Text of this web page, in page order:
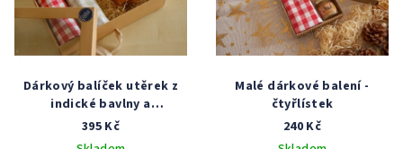
Dárkový balíček utěrek z
indické bavlny a
meruňkového džemu
395 Kč
Malé dárkové balení -
čtyřlístek
240 Kč